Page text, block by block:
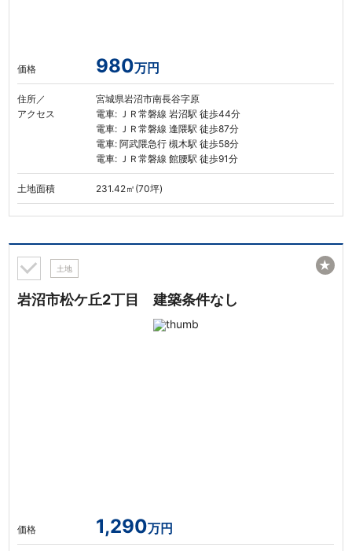
価格 980万円
住所／
アクセス
宮城県岩沼市南長谷字原
電車: ＪＲ常磐線 岩沼駅 徒歩44分
電車: ＪＲ常磐線 逢隈駅 徒歩87分
電車: 阿武隈急行 槻木駅 徒歩58分
電車: ＪＲ常磐線 館腰駅 徒歩91分
土地面積 231.42㎡(70坪)
土地
岩沼市松ケ丘2丁目 建築条件なし
価格 1,290万円
★